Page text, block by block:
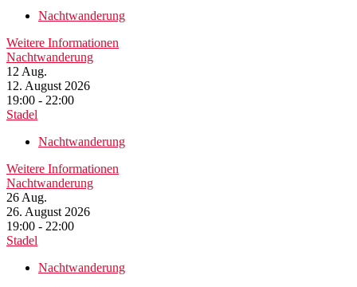
Nachtwanderung
Weitere Informationen
Nachtwanderung
12 Aug.
12. August 2026
19:00 - 22:00
Stadel
Nachtwanderung
Weitere Informationen
Nachtwanderung
26 Aug.
26. August 2026
19:00 - 22:00
Stadel
Nachtwanderung